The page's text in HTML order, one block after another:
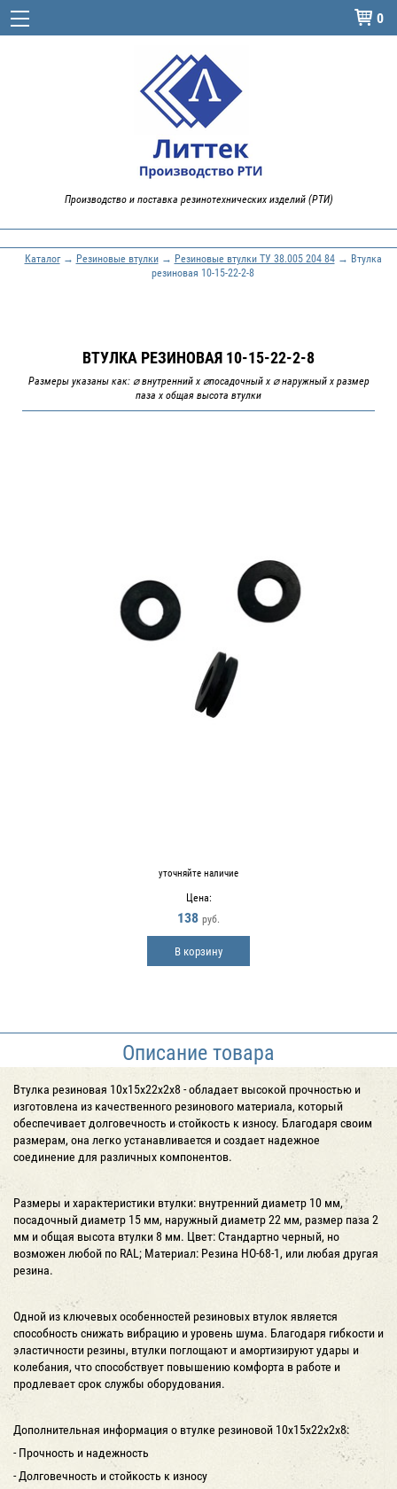
 0
Производство и поставка резинотехнических изделий (РТИ)
Каталог→ Резиновые втулки→ Резиновые втулки ТУ 38.005 204 84→ Втулка
резиновая 10-15-22-2-8
ВТУЛКА РЕЗИНОВАЯ 10-15-22-2-8
Размеры указаны как: ⌀ внутренний х ⌀посадочный х ⌀ наружный х размер
паза х общая высота втулки
уточняйте наличие
Цена:
138 руб.
В корзину
Описание товара
Втулка резиновая 10х15х22х2х8 - обладает высокой прочностью и
изготовлена из качественного резинового материала, который
обеспечивает долговечность и стойкость к износу. Благодаря своим
размерам, она легко устанавливается и создает надежное
соединение для различных компонентов.
Размеры и характеристики втулки: внутренний диаметр 10 мм,
посадочный диаметр 15 мм, наружный диаметр 22 мм, размер паза 2
мм и общая высота втулки 8 мм. Цвет: Стандартно черный, но
возможен любой по RAL; Материал: Резина НО-68-1, или любая другая
резина.
Одной из ключевых особенностей резиновых втулок является
способность снижать вибрацию и уровень шума. Благодаря гибкости и
эластичности резины, втулки поглощают и амортизируют удары и
колебания, что способствует повышению комфорта в работе и
продлевает срок службы оборудования.
Дополнительная информация о втулке резиновой 10х15х22х2х8:
- Прочность и надежность
- Долговечность и стойкость к износу